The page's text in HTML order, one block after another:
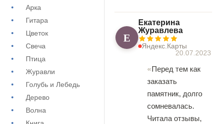
Арка
Гитара
Цветок
Свеча
Птица
Журавли
Голубь и Лебедь
Дерево
Волна
Е
Екатерина
Журавлева
Яндекс.Карты
20.07.2023
Перед тем как
заказать
памятник, долго
сомневалась.
Читала отзывы,